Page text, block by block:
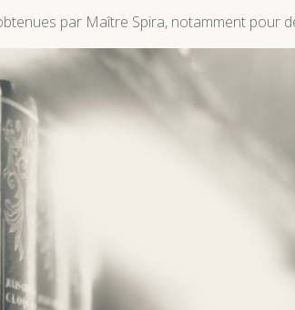
par Maître Spira, notamment pour